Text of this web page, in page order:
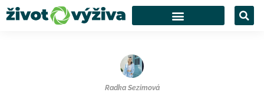
Radka Sezimová